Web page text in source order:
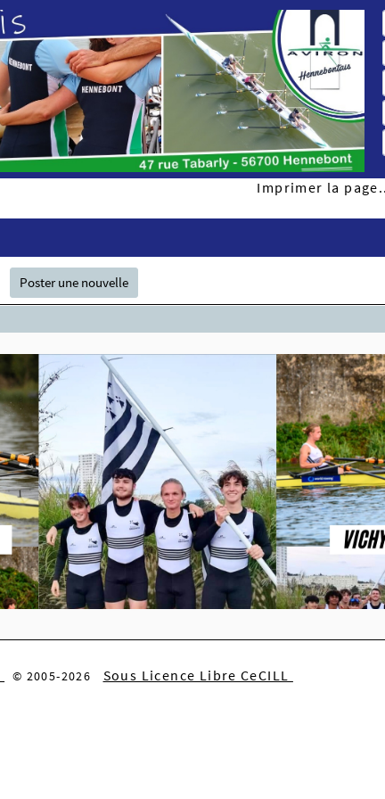
Imprimer la
Poster une nouvelle
© 2005-2026 Sous Licence Libre CeCILL